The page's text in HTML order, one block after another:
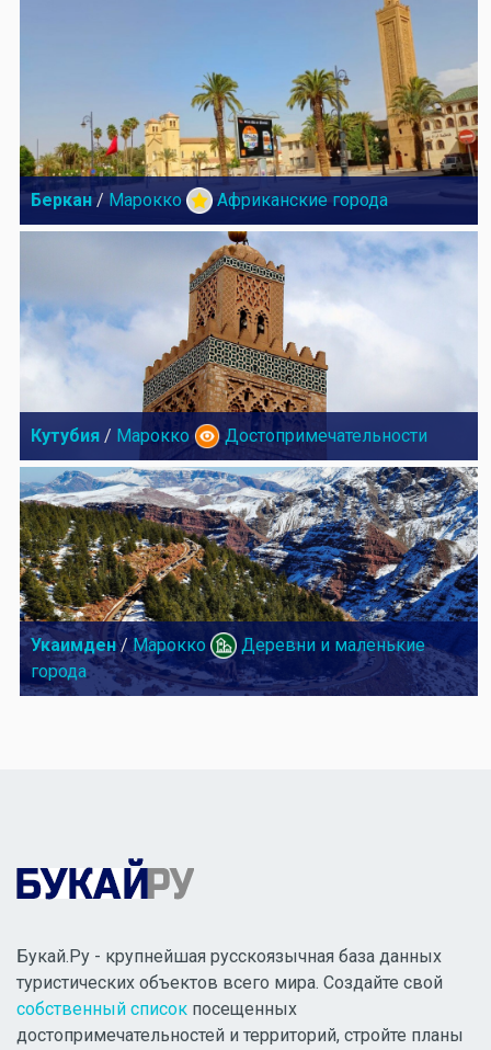
Беркан / Марокко Африканские города
Кутубия / Марокко Достопримечательности
Укаимден/ Марокко
Деревни и маленькие
города
Букай.Ру - крупнейшая русскоязычная база данных
туристических объектов всего мира. Создайте свой
собственный список посещенных
достопримечательностей и территорий, стройте планы